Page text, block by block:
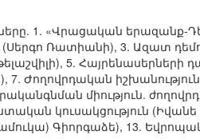
1. «Վրացական
(Սերգո Ռատիանի), 3. Ազատ
5. Հայրենասերների
Ժողովրդական
միություն.
կուսակցություն (Իվանե
Գիորգաձե), 13.